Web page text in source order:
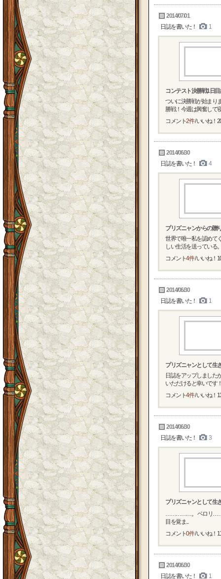
2014/07/01
日誌を書いた！
1
コンテスト決勝戦1日
ついに決勝戦が始まり
勝戦！今週は興奮して
コメント2件/ いいね！
2014/06/30
日誌を書いた！
4
プリズニャンからの贈
世界で唯一私を認めて
しい生活を送っている
コメント4件/ いいね！
2014/06/30
日誌を書いた！
1
プリズニャンとして生
日誌をアップしました
いただけると幸いです
コメント4件/ いいね！
2014/06/30
日誌を書いた！
3
プリズニャンとして生
……………。 ベロリ……
目を覚ま...
コメント0件/ いいね！
2014/06/30
日誌を書いた！
1